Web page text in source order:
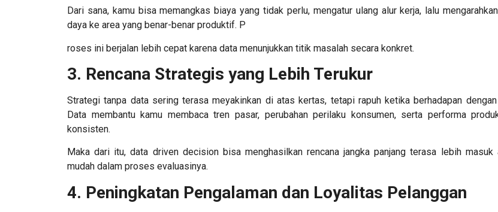
Dari sana, kamu bisa memangkas biaya yang tidak perlu, mengatur ulang alur kerja, lalu
daya ke area yang benar-benar produktif. P
roses ini berjalan lebih cepat karena data menunjukkan titik masalah secara konkret.
3. Rencana Strategis yang Lebih Terukur
Strategi tanpa data sering terasa meyakinkan di atas kertas, tetapi rapuh ketika berhadapan
Data membantu kamu membaca tren pasar, perubahan perilaku konsumen, serta performa
konsisten.
Maka dari itu,data driven decision bisa menghasilkan rencana jangka panjang terasa lebih masuk
mudah dalam proses evaluasinya.
4. Peningkatan Pengalaman dan Loyalitas Pelanggan